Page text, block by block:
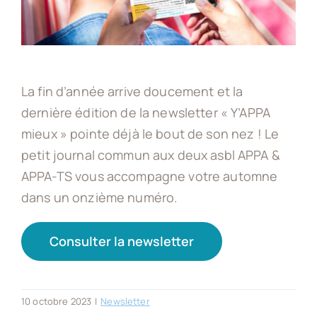
Appa-ts asbl
Actus
Offres d’emploi
Contact
Devenir client
La fin d’année arrive doucement et la
dernière édition de la newsletter « Y’APPA
mieux » pointe déjà le bout de son nez ! Le
petit journal commun aux deux asbl APPA &
APPA-TS vous accompagne votre automne
dans un onzième numéro.
Consulter la newsletter
10 octobre 2023 | Newsletter